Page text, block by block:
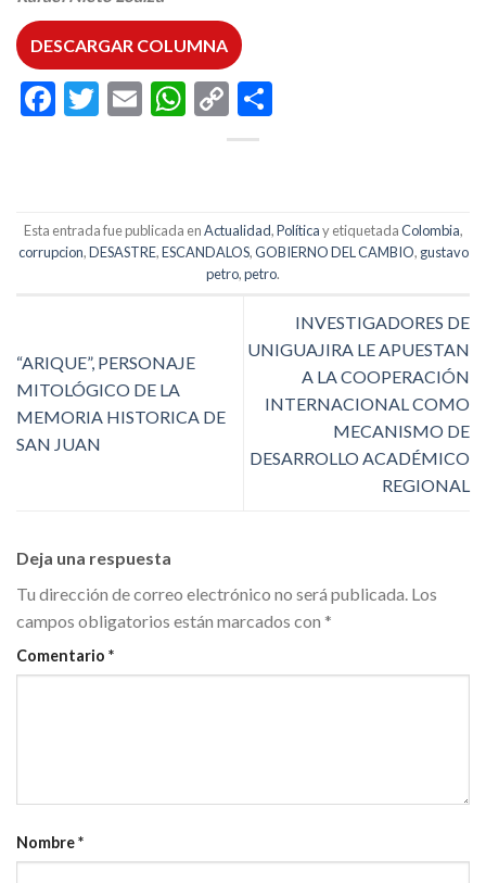
DESCARGAR COLUMNA
Facebook
Twitter
EmailWhatsApp
Copy
Link
Esta entrada fue publicada enActualidad,Políticay etiquetadaColombia,
corrupcion,DESASTRE,ESCANDALOS,GOBIERNO DEL CAMBIO, gustavo
petro,petro.
“ARIQUE”, PERSONAJE
MITOLÓGICO DE LA
MEMORIA HISTORICA DE
SAN JUAN
INVESTIGADORES DE
UNIGUAJIRA LE APUESTAN
A LA COOPERACIÓN
INTERNACIONAL COMO
MECANISMO DE
DESARROLLO ACADÉMICO
REGIONAL
Deja una respuesta
Tu dirección de correo electrónico no será publicada. Los
campos obligatorios están marcados con *
Comentario *
Nombre*